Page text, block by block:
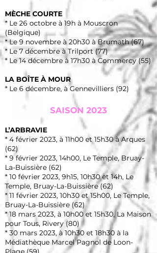
MÈCHE COURTE
* Le 26 octobre à 19h à Mouscron
(Belgique)
* Le 9 novembre à 20h30 à Brumath (67)
* Le 7 décembre à Trilport (77)
* Le 14 décembre à 17h30 à Commercy (55)
LA BOÎTE À MOUR
* Le 6 décembre, à Gennevilliers (92)
SAISON 2023
L’ARBRAVIE
* 4 février 2023, à 11h00 et 15h30 à Arques
(62)
* 9 février 2023, 14h00, Le Temple, Bruay-
La-Buissière (62)
* 10 février 2023, 9h15, 10h30 et 14h, Le
Temple, Bruay-La-Buissière (62)
* 11 février 2023, 10h30 et 15h00, Le Temple,
Bruay-La-Buissière (62)
* 18 mars 2023, à 10h00 et 15h30, La Maison
pour Tous, Rivery (80)
* 30 mars 2023, à 10h30 et 18h30 à la
Médiathèque Marcel Pagnol de Loon-